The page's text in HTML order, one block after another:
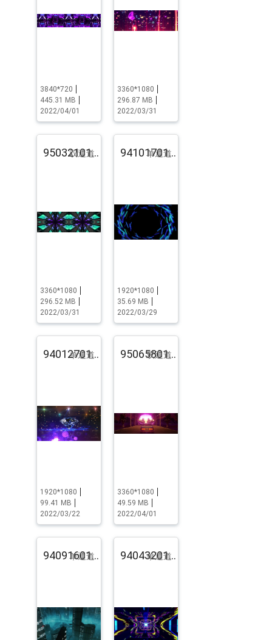
3840*720
445.31 MB
2022/04/01
3360*1080
296.87 MB
2022/03/31
95032101.pst.zip
双通道
3360*1080
296.52 MB
2022/03/31
94101701.pst.zip
单通道
1920*1080
35.69 MB
2022/03/29
94012701.pst.zip
单通道
1920*1080
99.41 MB
2022/03/22
95065801.pst.zip
双通道
3360*1080
49.59 MB
2022/04/01
94091601.pst.zip
单通道 94043201.pst.zip
单通道